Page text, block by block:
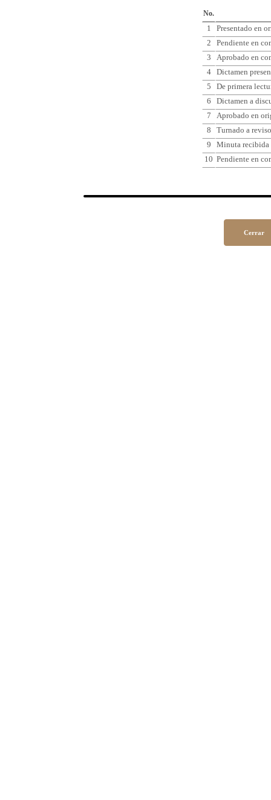
No.
1
Presentado en
2
Pendiente en
3
Aprobado en
4
Dictamen
5
De primera
6
Dictamen a
7
Aprobado en
8
Turnado a
9
Minuta recibida
10 Pendiente en
Cerrar